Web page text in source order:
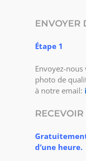
ENVOYER
Étape 1
Envoyez-nous
photo de
à notre email:
d’une heure.